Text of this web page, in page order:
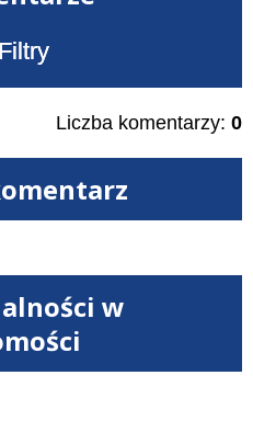
Filtry
Liczba komentarzy: 0
w